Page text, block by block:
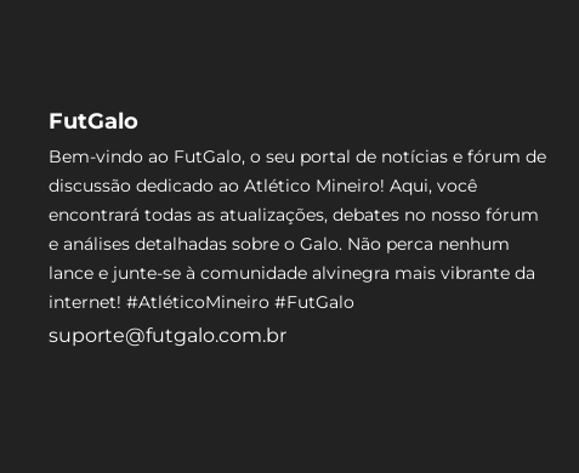
FutGalo
Bem-vindo ao FutGalo, o seu portal de notícias e fórum de
discussão dedicado ao Atlético Mineiro! Aqui, você
encontrará todas as atualizações, debates no nosso fórum
e análises detalhadas sobre o Galo. Não perca nenhum
lance e junte-se à comunidade alvinegra mais vibrante da
internet! #AtléticoMineiro #FutGalo
suporte@futgalo.com.br